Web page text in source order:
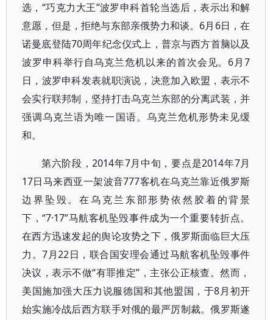
选，“巧克力大王”波罗申科首轮当选后，表示出和解
意愿，但是，拒绝与东部亲俄势力和谈。6月6日，在
诺曼底登陆70周年纪念仪式上，普京与西方首脑以及
波罗申科举行自乌克兰危机以来的首次会见。6月7
日，波罗申科发表就职演说，决意加入欧盟，表示不
会实行联邦制，坚持打击乌克兰东部的分离武装，并
强调乌克兰语为唯一国语。乌克兰危机形势未见缓
和。
第六阶段，2014年7月中旬，要点是2014年7月
17日马来西亚一架波音777客机在乌克兰靠近俄罗斯
边界坠毁。在乌克兰东部形势依然胶着的背景
下，“7·17”马航客机坠毁事件成为一个重要转折点。
在西方迅速发起的舆论攻势之下，俄罗斯面临巨大压
力。7月22日，联合国安理会通过马航客机坠毁事件
决议，表示不做“有罪推定”，主张公正核查。然而，
美国施加强大压力说服德国和其他盟国，于8月初开
始实施冷战后西方联手对俄的最严厉制裁。俄罗斯遂